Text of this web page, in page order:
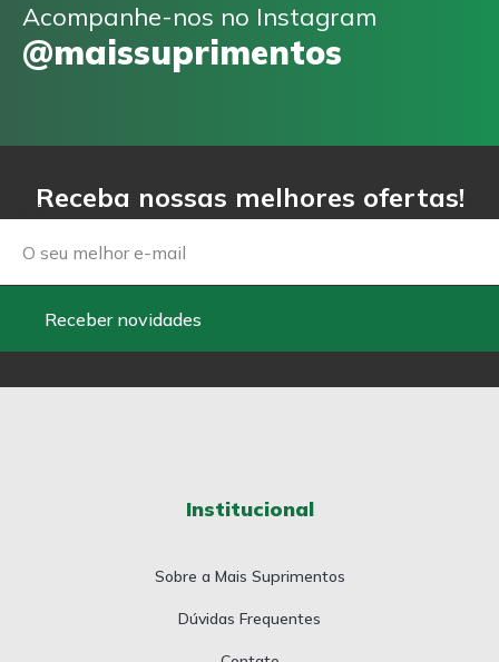
Acompanhe-nos no Instagram
@maissuprimentos
Receba nossas melhores ofertas!
Email
Receber novidades
Institucional
Sobre a Mais Suprimentos
Dúvidas Frequentes